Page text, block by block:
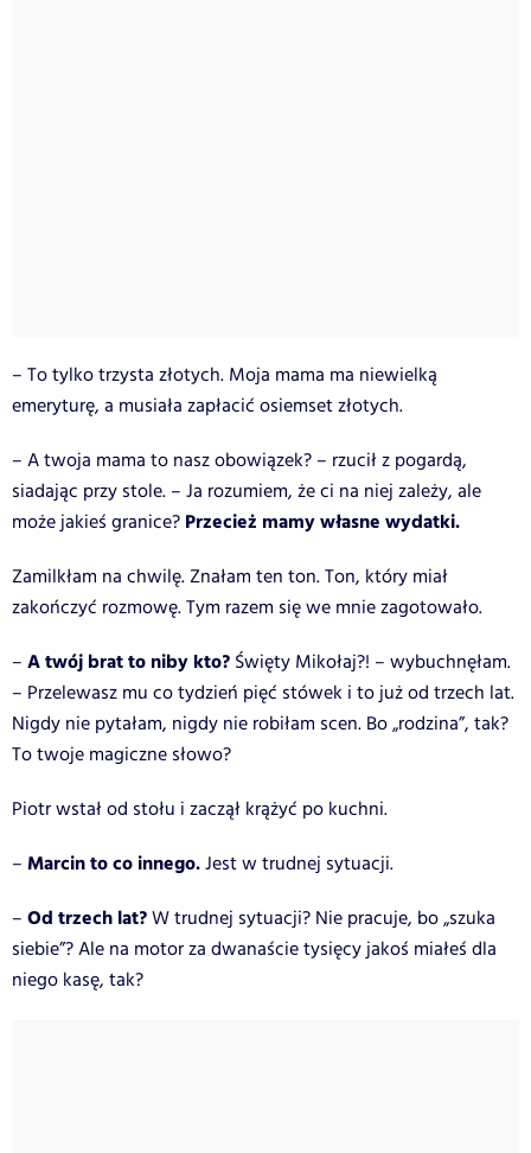
– To tylko trzysta złotych. Moja mama ma niewielką
emeryturę, a musiała zapłacić osiemset złotych.
– A twoja mama to nasz obowiązek? – rzucił z pogardą,
siadając przy stole. – Ja rozumiem, że ci na niej zależy, ale
może jakieś granice? Przecież mamy własne wydatki.
Zamilkłam na chwilę. Znałam ten ton. Ton, który miał
zakończyć rozmowę. Tym razem się we mnie zagotowało.
– A twój brat to niby kto? Święty Mikołaj?! – wybuchnęłam.
– Przelewasz mu co tydzień pięć stówek i to już od trzech lat.
Nigdy nie pytałam, nigdy nie robiłam scen. Bo „rodzina”, tak?
To twoje magiczne słowo?
Piotr wstał od stołu i zaczął krążyć po kuchni.
– Marcin to co innego.Jest w trudnej sytuacji.
– Od trzech lat?W trudnej sytuacji? Nie pracuje, bo „szuka
siebie”? Ale na motor za dwanaście tysięcy jakoś miałeś dla
niego kasę, tak?